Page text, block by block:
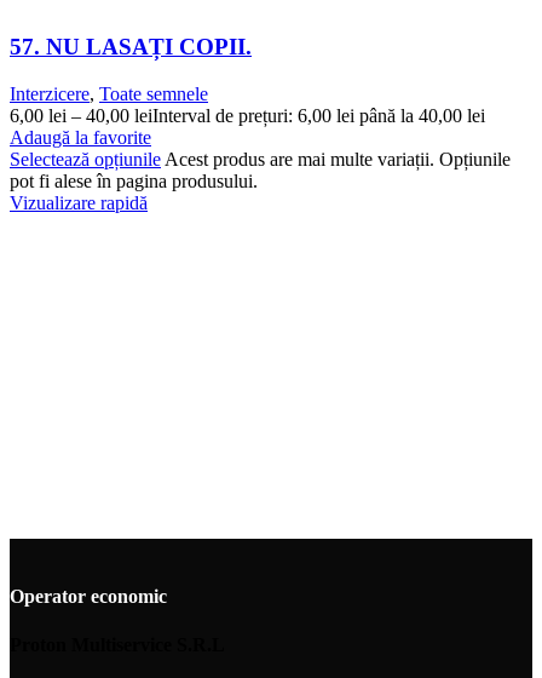
57. NU LASAȚI COPII.
Interzicere, Toate semnele
6,00 lei – 40,00 leiInterval de prețuri: 6,00 lei până la 40,00 lei
Adaugă la favorite
Selectează opțiunile Acest produs are mai multe variații. Opțiunile
pot fi alese în pagina produsului.
Vizualizare rapidă
Operator economic